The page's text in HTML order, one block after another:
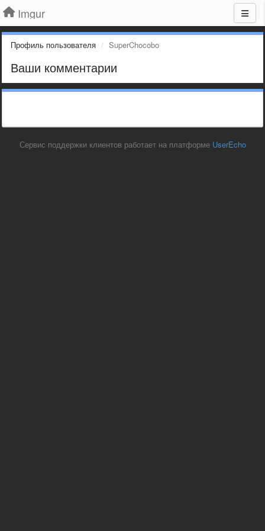
Imgur
Профиль пользователя SuperChocobo
Ваши комментарии
Сервис поддержки клиентов работает на платформе UserEcho